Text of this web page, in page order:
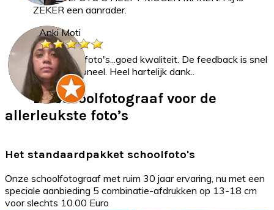
ZEKER een aanrader.
Anki Moti
Heel mooie foto's...goed kwaliteit. De feedback is snel
en professioneel. Heel hartelijk dank..
Dé schoolfotograaf voor de
allerleukste foto’s
Het standaardpakket schoolfoto's
Onze schoolfotograaf met ruim 30 jaar ervaring, nu met een
speciale aanbieding 5 combinatie-afdrukken op 13-18 cm
voor slechts 10.00 Euro